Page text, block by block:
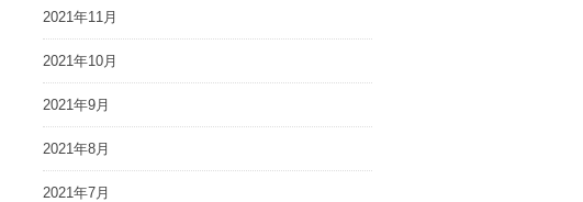
2021年11月
2021年10月
2021年9月
2021年8月
2021年7月